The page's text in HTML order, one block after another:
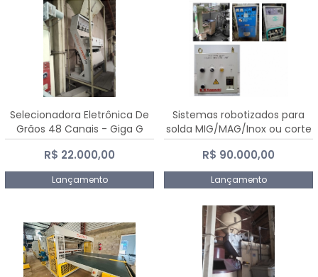
Selecionadora Eletrônica De
Grãos 48 Canais - Giga G
10000
R$ 22.000,00
Lançamento
Sistemas robotizados para
solda MIG/MAG/Inox ou corte
plasma
R$ 90.000,00
Lançamento